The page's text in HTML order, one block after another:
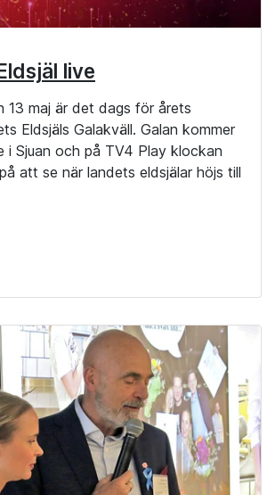
live
13 maj är det dags för årets
Eldsjäls Galakväll. Galan kommer
i Sjuan och på TV4 Play klockan
att se när landets eldsjälar höjs till